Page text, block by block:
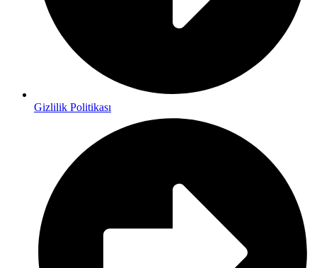
Gizlilik Politikası